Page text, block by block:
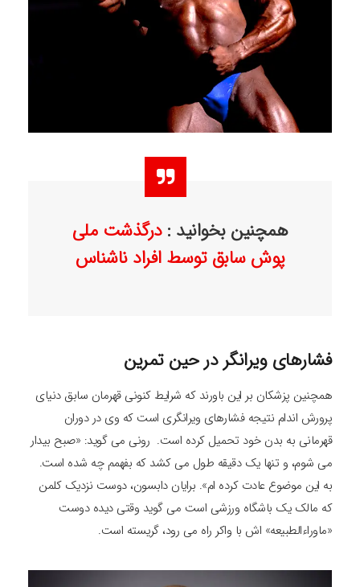
همچنین بخوانید :درگذشت ملی
پوش سابق توسط افراد ناشناس
فشارهای ویرانگر در حین تمرین
همچنین پزشکان بر این باورند که شرایط کنونی قهرمان سابق دنیای
پرورش اندام نتیجه فشارهای ویرانگری است که وی در دوران
قهرمانی به بدن خود تحمیل کرده است. رونی می گوید: «صبح بیدار
می شوم، و تنها یک دقیقه طول می کشد که بفهمم چه شده است.
به این موضوع عادت کرده ام». برایان دابسون، دوست نزدیک کلمن
که مالک یک باشگاه ورزشی است می گوید وقتی دیده دوست
«ماوراءالطبیعه» اش با واکر راه می رود، گریسته است.